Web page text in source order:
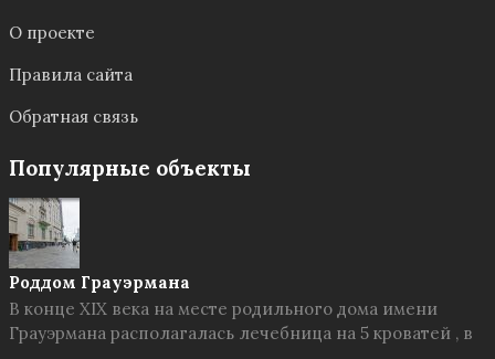
О проекте
Правила сайта
Обратная связь
Популярные объекты
Роддом Грауэрмана
В конце XIX века на месте родильного дома имени
Грауэрмана располагалась лечебница на 5 кроватей , в